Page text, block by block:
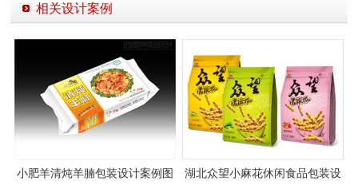
相关设计案例
小肥羊清炖羊腩包装设计案例图
湖北众望小麻花休闲食品包装设